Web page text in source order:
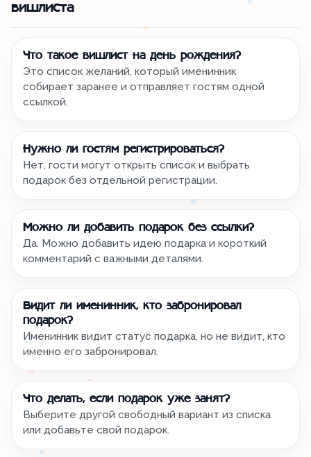
вишлиста
Что такое вишлист на день рождения?
Это список желаний, который именинник
собирает заранее и отправляет гостям одной
ссылкой.
Нужно ли гостям регистрироваться?
Нет, гости могут открыть список и выбрать
подарок без отдельной регистрации.
Можно ли добавить подарок без ссылки?
Да. Можно добавить идею подарка и короткий
комментарий с важными деталями.
Видит ли именинник, кто забронировал
подарок?
Именинник видит статус подарка, но не видит, кто
именно его забронировал.
Что делать, если подарок уже занят?
Выберите другой свободный вариант из списка
или добавьте свой подарок.